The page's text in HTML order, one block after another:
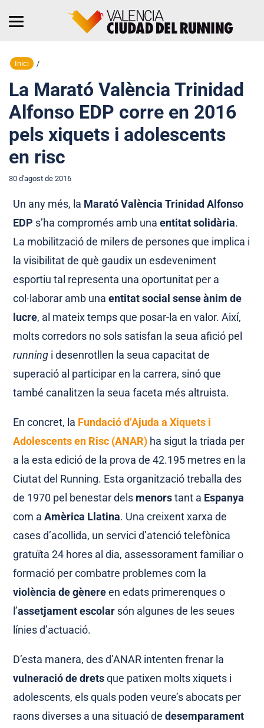
Inici /
La Marató València Trinidad
Alfonso EDP corre en 2016
pels xiquets i adolescents
en risc
30 d'agost de 2016
Un any més, la Marató València Trinidad Alfonso
EDP s’ha compromés amb unaentitat solidària.
La mobilització de milers de persones que implica i
la visibilitat de què gaudix un esdeveniment
esportiu tal representa una oportunitat per a
col·laborar amb unaentitat social sense ànim de
lucre, al mateix temps que posar-la en valor. Així,
molts corredors no sols satisfan la seua afició pel
running i desenrotllen la seua capacitat de
superació al participar en la carrera, sinó que
també canalitzen la seua faceta més altruista.
En concret, la Fundaciód’Ajuda a Xiquets i
Adolescents en Risc (ANAR) ha sigut la triada per
a la esta edició de la prova de 42.195 metres en la
Ciutat del Running. Esta organització treballa des
de 1970 pel benestar dels menorstant a Espanya
com aAmèrica Llatina. Una creixent xarxa de
cases d’acollida, un servici d’atenció telefònica
gratuïta 24 hores al dia, assessorament familiar o
formació per combatre problemes com la
violència de gènereen edats primerenques o
l’assetjament escolar són algunes de les seues
línies d’actuació.
D’esta manera, des d’ANAR intenten frenar la
vulneració de dretsque patixen molts xiquets i
adolescents, els quals poden veure’s abocats per
raons diverses a una situació dedesemparament